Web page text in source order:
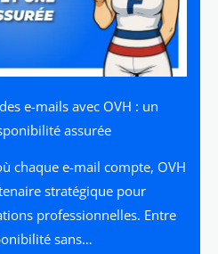
e-mails avec OVH : un
assurée
chaque e-mail compte, OVH
stratégique pour
professionnelles. Entre
sans…